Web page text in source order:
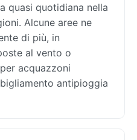
quasi quotidiana nella
Alcune aree ne
di più, in
al vento o
acquazzoni
antipioggia